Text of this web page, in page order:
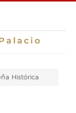
Histórica